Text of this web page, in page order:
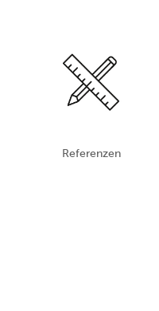
Referenzen